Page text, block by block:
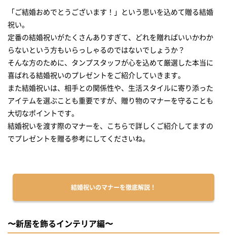
休日のブランチに最適！
コーヒーと暮らす毎日を
料理の最後の仕上げに
便利な温・冷対応ブレンダー
〜忙しい毎日をリセットして整えるセルフケアアイテム編〜
日々のバスタイムで美髪へ導く
ネイルまでうるおすハンドクリーム
パールが浮かぶバスタイム
「ご結婚おめでとうございます！」という思いを込めて贈る結婚
祝い。
定番の結婚祝いがたくさんありすぎて、どれを贈ればいいかわか
らないという方もいらっしゃるのではないでしょうか？
そんな方のために、タンプスタッフが心を込めて厳選した本当に
喜ばれる結婚祝いのプレゼントをご紹介していきます。
また結婚祝いは、相手との関係性や、生活スタイルに寄り添った
アイテムを選ぶことも重要ですが、贈り物のマナーを守ることも
大切なポイントです。
結婚祝いを渡す際のマナーを、こちらで詳しくご紹介してますの
でプレゼントを贈る参考にしてくださいね。
結婚祝いのマナーを徹底解説！
〜新居を飾るインテリア編〜